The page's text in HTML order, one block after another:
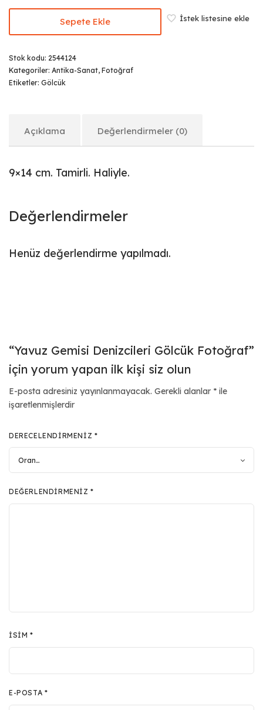
₺149,00.
Sepete Ekle İstek listesine ekle
Stok kodu: 2544124
Kategoriler: Antika-Sanat, Fotoğraf
Etiketler: Gölcük
Açıklama Değerlendirmeler (0)
9×14 cm. Tamirli. Haliyle.
Değerlendirmeler
Henüz değerlendirme yapılmadı.
“Yavuz Gemisi Denizcileri Gölcük Fotoğraf”
için yorum yapan ilk kişi siz olun
E-posta adresiniz yayınlanmayacak. Gerekli alanlar * ile
işaretlenmişlerdir
DERECELENDIRMENIZ *
DEĞERLENDIRMENIZ*
İSIM*
E-POSTA *